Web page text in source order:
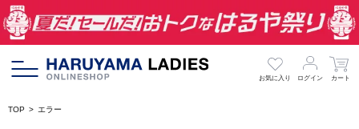
お気に入り ログイン カート
TOP エラー